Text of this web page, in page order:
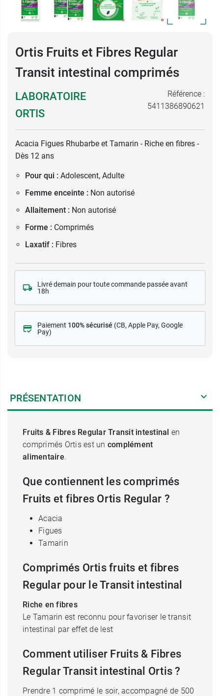
Ortis Fruits et Fibres Regular
Transit intestinal comprimés
LABORATOIRE
ORTIS
Référence :
5411386890621
Acacia Figues Rhubarbe et Tamarin - Riche en fibres -
Dès 12 ans
Pour qui : Adolescent, Adulte
Femme enceinte : Non autorisé
Allaitement : Non autorisé
Forme : Comprimés
Laxatif : Fibres
Livré demain pour toute commande passée avant
18h
Paiement 100% sécurisé (CB, Apple Pay, Google
Pay)
PRÉSENTATION
Fruits & Fibres Regular Transit intestinal en
comprimés Ortis est un complément
alimentaire.
Que contiennent les comprimés
Fruits et fibres Ortis Regular ?
Acacia
Figues
Tamarin
Comprimés Ortis fruits et fibres
Regular pour le Transit intestinal
Riche en fibres
Le Tamarin est reconnu pour favoriser le transit
intestinal par effet de lest
Comment utiliser Fruits & Fibres
Regular Transit intestinal Ortis ?
Prendre 1 comprimé le soir, accompagné de 500